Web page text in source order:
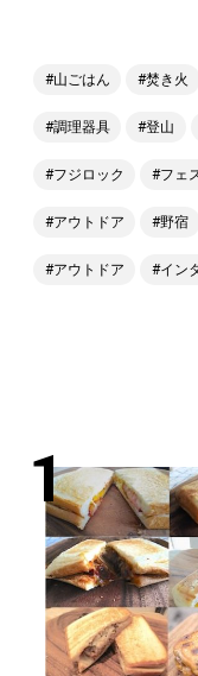
山ごはん 焚き火
調理器具 登山
フジロック フェ
アウトドア 野宿
アウトドア イン